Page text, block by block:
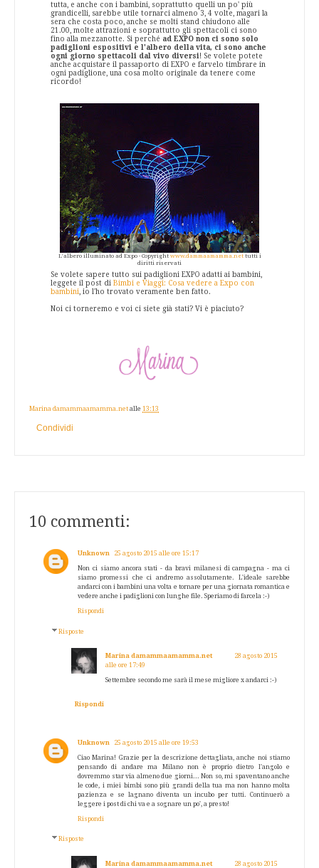
tutta, e anche con i bambini, soprattutto quelli un po' più
grandicelli, sarebbe utile tornarci almeno 3, 4 volte, magari la
sera che costa poco, anche se molti stand chiudono alle
21.00, molte attrazioni e soprattutto gli spettacoli ci sono
fino alla mezzanotte. Si perché ad EXPO non ci sono solo
padiglioni espositivi e l'albero della vita, ci sono anche
ogni giorno spettacoli dal vivo diversi! Se volete potete
anche acquistare il passaporto di EXPO e farvelo timbrare in
ogni padiglione, una cosa molto originale da tenere come
ricordo!
L'albero illuminato ad Expo - Copyright www.dammaamamma.nettutti i
diritti riservati
Se volete sapere tutto sui padiglioni EXPO adatti ai bambini,
leggete il post di Bimbi e Viaggi: Cosa vedere a Expo con
bambini , io l'ho trovato veramente ben fatto.
Noi ci torneremo e voi ci siete già stati? Vi è piaciuto?
Marina damammaamamma.net alle 13:13
Condividi
10 commenti:
Unknown 25 agosto 2015 alle ore 15:17
Non ci siamo ancora stati - da bravi milanesi di campagna - ma ci
siamo promessi che ci andremo assolutamente. L'ideale sarebbe
andarci con i bambini una volta e tornare per una giornata romantica e
vedere anche i padiglioni con lunghe file. Speriamo di farcela :-)
Rispondi
Risposte
Marina damammaamamma.net
28 agosto 2015
alle ore 17:49
Settembre secondo me sarà il mese migliore x andarci :-)
Rispondi
Unknown 25 agosto 2015 alle ore 19:53
Ciao Marina! Grazie per la descrizione dettagliata, anche noi stiamo
pensando di andare ma Milano non è proprio dietro l'angolo e
dovremmo star via almeno due giorni... Non so, mi spaventano anche
le code, i miei bimbi sono più grandi della tua ma non hanno molta
pazienza e se lagnano diventa un incubo per tutti. Continuerò a
leggere i post di chi va e a sognare un po', a presto!
Rispondi
Risposte
Marina damammaamamma.net
28 agosto 2015